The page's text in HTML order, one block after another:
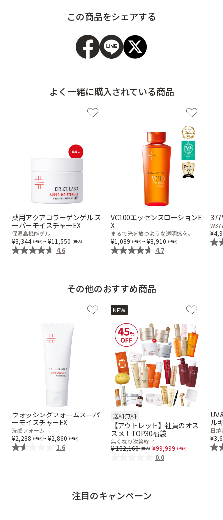
お電話でもご注文いただけます
この商品をシェアする
よく一緒に購入されている商品
薬用アクアコラーゲンゲル ス
ーパーモイスチャーEX
保湿高機能ゲル
3,344 ~ 11,550
4.6
VC100エッセンスローションE
X
まるで光を放つような透明感を。
1,089 ~ 8,910
4.7
その他のおすすめ商品
ウォッシングフォームスーパ
ーモイスチャーEX
洗顔フォーム
2,288 ~ 2,860
1.6
NEW
送料無料
【アウトレット】社員のオス
スメ！TOP30福袋
無くなり次第終了
Price reduced from
182,160to
99,999
0.0
UV
ル
日焼
注目のキャンペーン